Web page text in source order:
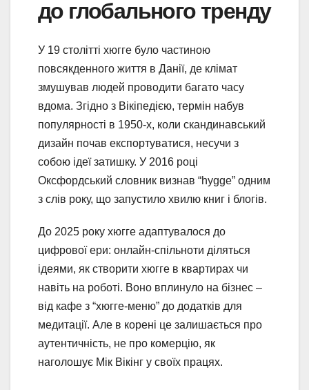
до глобального тренду
У 19 столітті хюгге було частиною
повсякденного життя в Данії, де клімат
змушував людей проводити багато часу
вдома. Згідно з Вікіпедією, термін набув
популярності в 1950-х, коли скандинавський
дизайн почав експортуватися, несучи з
собою ідеї затишку. У 2016 році
Оксфордський словник визнав “hygge” одним
з слів року, що запустило хвилю книг і блогів.
До 2025 року хюгге адаптувалося до
цифрової ери: онлайн-спільноти діляться
ідеями, як створити хюгге в квартирах чи
навіть на роботі. Воно вплинуло на бізнес –
від кафе з “хюгге-меню” до додатків для
медитації. Але в корені це залишається про
аутентичність, не про комерцію, як
наголошує Мік Вікінг у своїх працях.